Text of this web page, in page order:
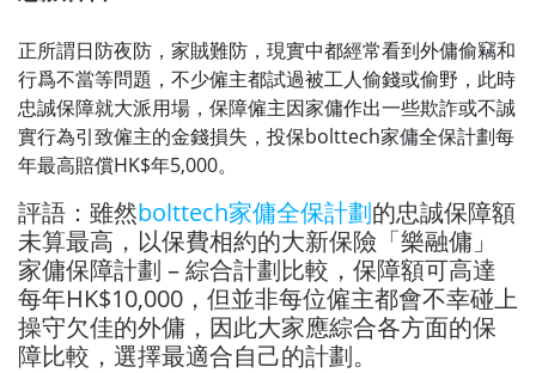
正所謂日防夜防，家賊難防，現實中都經常看到外傭偷竊和
行爲不當等問題，不少僱主都試過被工人偷錢或偷野，此時
忠誠保障就大派用場，保障僱主因家傭作出一些欺詐或不誠
實行為引致僱主的金錢損失，投保bolttech家傭全保計劃每
年最高賠償HK$年5,000。
評語：雖然bolttech家傭全保計劃的忠誠保障額
未算最高，以保費相約的大新保險「樂融傭」
家傭保障計劃 – 綜合計劃比較，保障額可高達
每年HK$10,000，但並非每位僱主都會不幸碰上
操守欠佳的外傭，因此大家應綜合各方面的保
障比較，選擇最適合自己的計劃。